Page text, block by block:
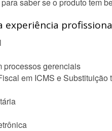
experiência
processos gerenciais
em ICMS e Substituição